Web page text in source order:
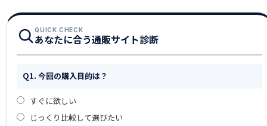
QUICK CHECK
あなたに合う通販サイト診断
Q1. 今回の購入目的は？
すぐに欲しい
じっくり比較して選びたい